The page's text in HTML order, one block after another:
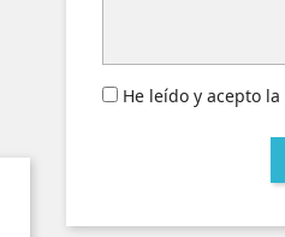
He leído y acepto la